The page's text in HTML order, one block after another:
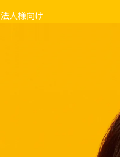
法人様向け